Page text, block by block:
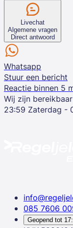
Livechat
Algemene vragen
Direct antwoord
Whatsapp
Stuur een bericht
Reactie binnen 5
Wij zijn
23:59 Zaterdag -
085 7606
Geopend tot